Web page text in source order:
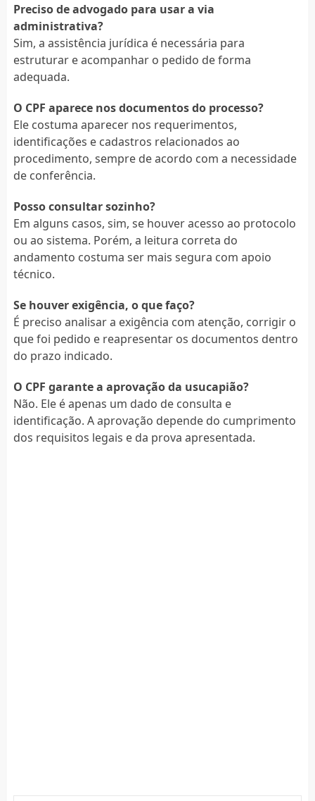
Preciso de advogado para usar a via
administrativa?
Sim, a assistência jurídica é necessária para
estruturar e acompanhar o pedido de forma
adequada.
O CPF aparece nos documentos do processo?
Ele costuma aparecer nos requerimentos,
identificações e cadastros relacionados ao
procedimento, sempre de acordo com a necessidade
de conferência.
Posso consultar sozinho?
Em alguns casos, sim, se houver acesso ao protocolo
ou ao sistema. Porém, a leitura correta do
andamento costuma ser mais segura com apoio
técnico.
Se houver exigência, o que faço?
É preciso analisar a exigência com atenção, corrigir o
que foi pedido e reapresentar os documentos dentro
do prazo indicado.
O CPF garante a aprovação da usucapião?
Não. Ele é apenas um dado de consulta e
identificação. A aprovação depende do cumprimento
dos requisitos legais e da prova apresentada.